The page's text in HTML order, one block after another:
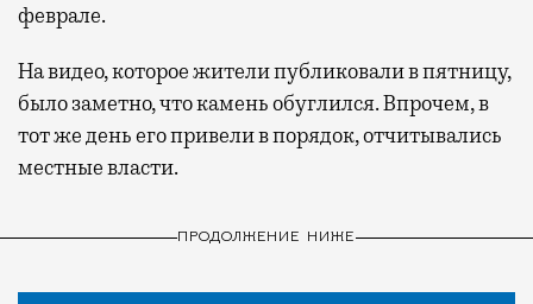
феврале.
На видео, которое жители публиковали в пятницу,
было заметно, что камень обуглился. Впрочем, в
тот же день его привели в порядок, отчитывались
местные власти.
ПРОДОЛЖЕНИЕ НИЖЕ